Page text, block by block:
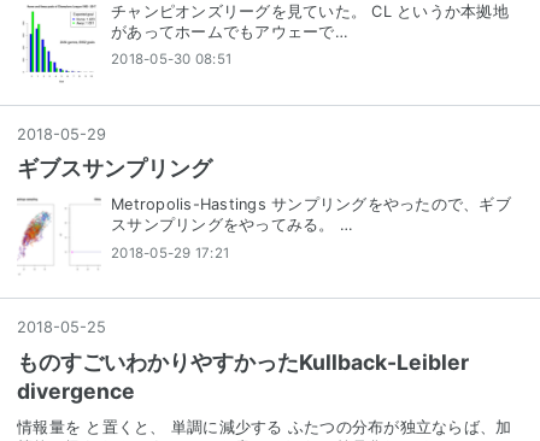
チャンピオンズリーグを見ていた。 CL というか本拠地
があってホームでもアウェーで…
2018-05-30 08:51
2018-05-29
ギブスサンプリング
Metropolis-Hastings サンプリングをやったので、ギブ
スサンプリングをやってみる。 …
2018-05-29 17:21
2018-05-25
ものすごいわかりやすかったKullback-Leibler
divergence
情報量を と置くと、 単調に減少する ふたつの分布が独立ならば、加